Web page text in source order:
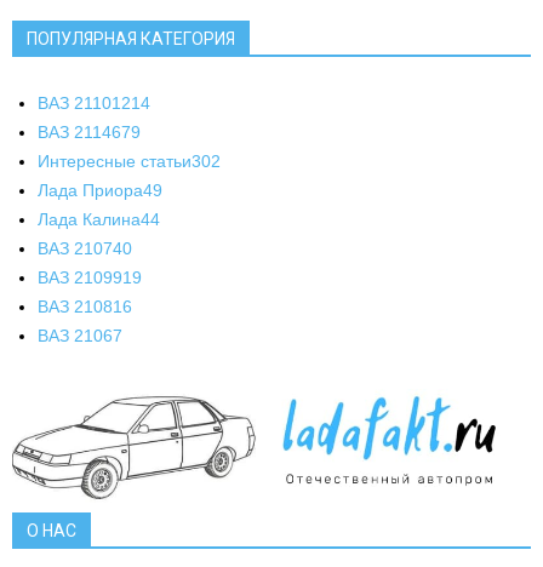
ПОПУЛЯРНАЯ КАТЕГОРИЯ
ВАЗ 21101214
ВАЗ 2114679
Интересные статьи302
Лада Приора49
Лада Калина44
ВАЗ 210740
ВАЗ 2109919
ВАЗ 210816
ВАЗ 21067
О НАС